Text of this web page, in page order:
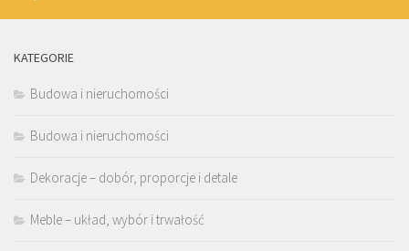
KATEGORIE
Budowa i nieruchomości
Budowa i nieruchomości
Dekoracje – dobór, proporcje i detale
Meble – układ, wybór i trwałość